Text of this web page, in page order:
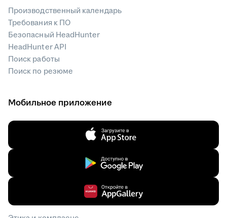
Производственный календарь
Требования к ПО
Безопасный HeadHunter
HeadHunter API
Поиск работы
Поиск по резюме
Мобильное приложение